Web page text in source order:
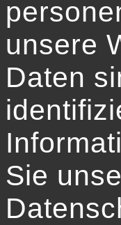
unsere
Daten
Sie